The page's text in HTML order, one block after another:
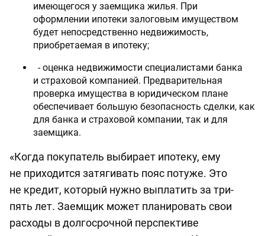
имеющегося у заемщика жилья. При
оформлении ипотеки залоговым имуществом
будет непосредственно недвижимость,
приобретаемая в ипотеку;
- оценка недвижимости специалистами банка
и страховой компанией. Предварительная
проверка имущества в юридическом плане
обеспечивает большую безопасность сделки, как
для банка и страховой компании, так и для
заемщика.
«Когда покупатель выбирает ипотеку, ему
не приходится затягивать пояс потуже. Это
не кредит, который нужно выплатить за три-
пять лет. Заемщик может планировать свои
расходы в долгосрочной перспективе